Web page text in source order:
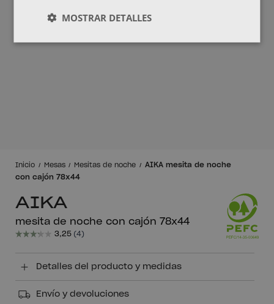
Inicio Mesas Mesitas de noche
AIKA mesita de noche
con cajón 78x44
AIKA
mesita de noche con cajón 78x44
Detalles del producto y medidas
Envío y devoluciones
MOSTRAR DETALLES